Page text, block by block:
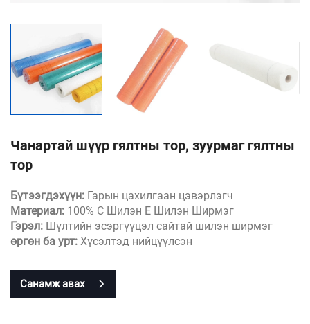
Чанартай шүүр гялтны тор, зуурмаг гялтны
тор
Бүтээгдэхүүн: Гарын цахилгаан цэвэрлэгч
Материал: 100% C Шилэн E Шилэн Ширмэг
Гэрэл: Шүлтийн эсэргүүцэл сайтай шилэн ширмэг
өргөн ба урт: Хүсэлтэд нийцүүлсэн
Санамж авах